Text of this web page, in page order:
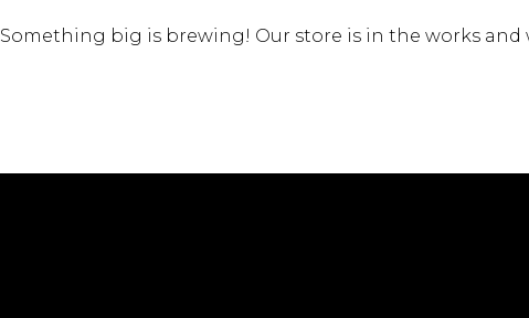
Something big is brewing! Our store is in the works